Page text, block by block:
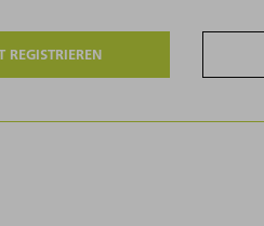
REGISTRIEREN